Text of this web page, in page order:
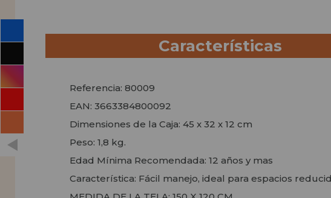
Características
Referencia: 80009
EAN: 3663384800092
Dimensiones de la Caja: 45 x 32 x 12 cm
Peso: 1,8 kg.
Edad Mínima Recomendada: 12 años y mas
Característica: Fácil manejo, ideal para espacios